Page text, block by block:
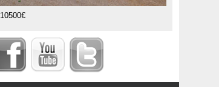
10500€